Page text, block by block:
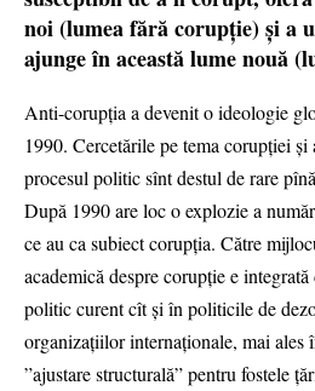
noi (lumea fără corupție) și a
ajunge în această lume nouă
Anti-corupția a devenit o ideologie
1990. Cercetările pe tema corupției
procesul politic sînt destul de rare
După 1990 are loc o explozie a
ce au ca subiect corupția. Către
academică despre corupție e
politic curent cît și în politicile de
organizațiilor internaționale, mai ales
”ajustare structurală” pentru fostele